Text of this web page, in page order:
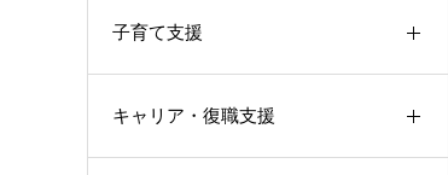
子育て支援
キャリア・復職支援